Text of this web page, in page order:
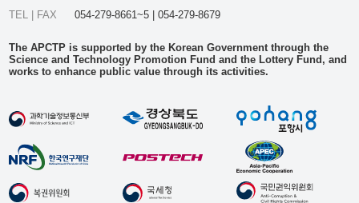
TEL | FAX
054-279-8661~5 | 054-279-8679
The APCTP is supported by the Korean Government through the
Science and Technology Promotion Fund and the Lottery Fund, and
works to enhance public value through its activities.